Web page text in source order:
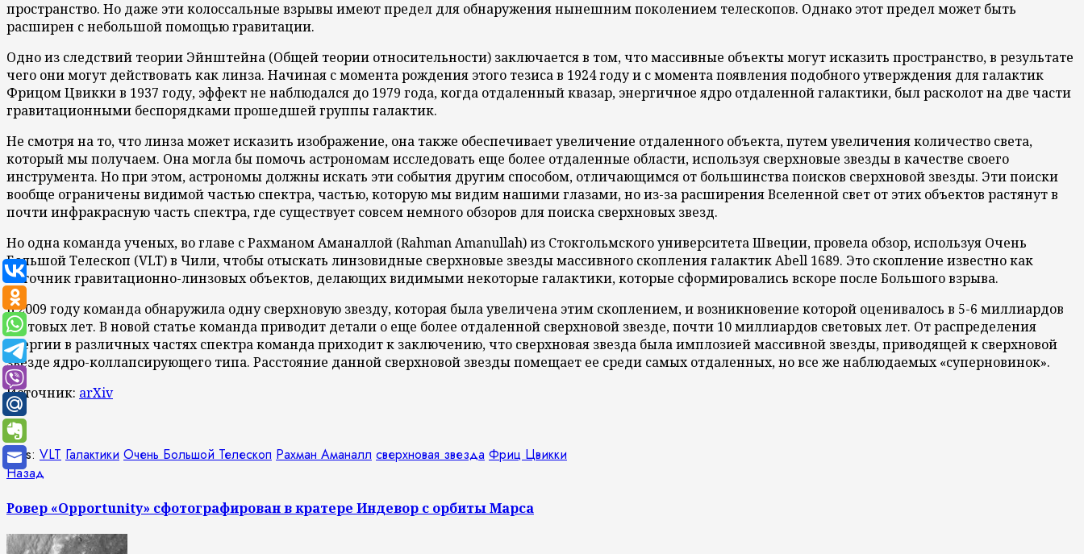
пространство. Но даже эти колоссальные взрывы имеют предел для обнаружения нынешним поколением телескопов. Однако этот предел может быть
расширен с небольшой помощью гравитации.
Одно из следствий теории Эйнштейна (Общей теории относительности) заключается в том, что массивные объекты могут исказить пространство, в результате
чего они могут действовать как линза. Начиная с момента рождения этого тезиса в 1924 году и с момента появления подобного утверждения для галактик
Фрицом Цвикки в 1937 году, эффект не наблюдался до 1979 года, когда отдаленный квазар, энергичное ядро отдаленной галактики, был расколот на две части
гравитационными беспорядками прошедшей группы галактик.
Не смотря на то, что линза может исказить изображение, она также обеспечивает увеличение отдаленного объекта, путем увеличения количество света,
который мы получаем. Она могла бы помочь астрономам исследовать еще более отдаленные области, используя сверхновые звезды в качестве своего
инструмента. Но при этом, астрономы должны искать эти события другим способом, отличающимся от большинства поисков сверхновой звезды. Эти поиски
вообще ограничены видимой частью спектра, частью, которую мы видим нашими глазами, но из-за расширения Вселенной свет от этих объектов растянут в
почти инфракрасную часть спектра, где существует совсем немного обзоров для поиска сверхновых звезд.
Но одна команда ученых, во главе с Рахманом Аманаллой (Rahman Amanullah) из Стокгольмского университета Швеции, провела обзор, используя Очень
Большой Телескоп (VLT) в Чили, чтобы отыскать линзовидные сверхновые звезды массивного скопления галактик Abell 1689. Это скопление известно как
источник гравитационно-линзовых объектов, делающих видимыми некоторые галактики, которые сформировались вскоре после Большого взрыва.
В 2009 году команда обнаружила одну сверхновую звезду, которая была увеличена этим скоплением, и возникновение которой оценивалось в 5-6 миллиардов
световых лет. В новой статье команда приводит детали о еще более отдаленной сверхновой звезде, почти 10 миллиардов световых лет. От распределения
энергии в различных частях спектра команда приходит к заключению, что сверхновая звезда была имплозией массивной звезды, приводящей к сверхновой
звезде ядро-коллапсирующего типа. Расстояние данной сверхновой звезды помещает ее среди самых отдаленных, но все же наблюдаемых «суперновинок».
Источник: arXiv
Tags: VLT Галактики Очень Большой Телескоп Рахман Аманалл сверхновая звезда Фриц Цвикки
Продолжить
чтение
Назад
Ровер «Opportunity» сфотографирован в кратере Индевор с орбиты Марса